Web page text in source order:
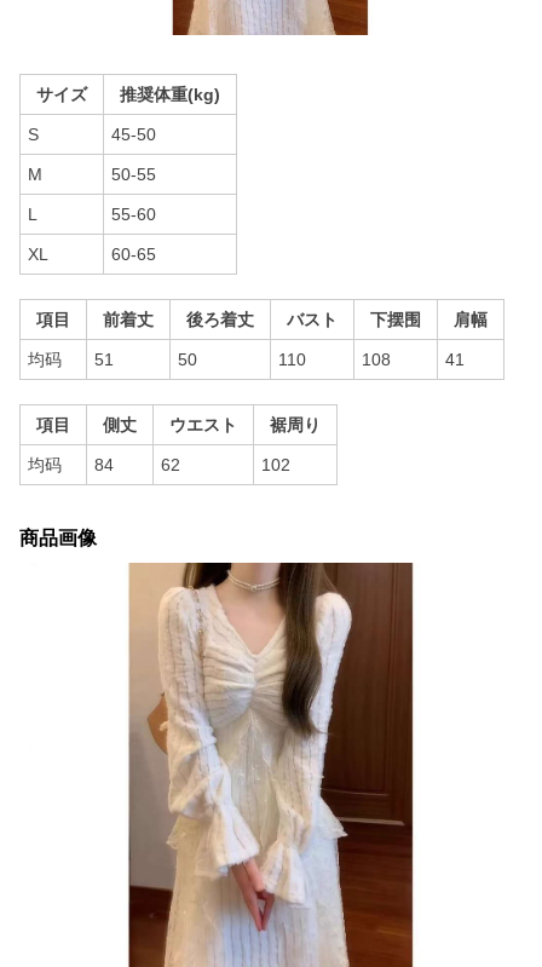
サイズ 推奨体重(kg)
S 45-50
M 50-55
L 55-60
XL 60-65
項目 前着丈 後ろ着丈 バスト 下摆围 肩幅
均码 51 50 110 108 41
項目 側丈 ウエスト 裾周り
均码 84 62 102
商品画像